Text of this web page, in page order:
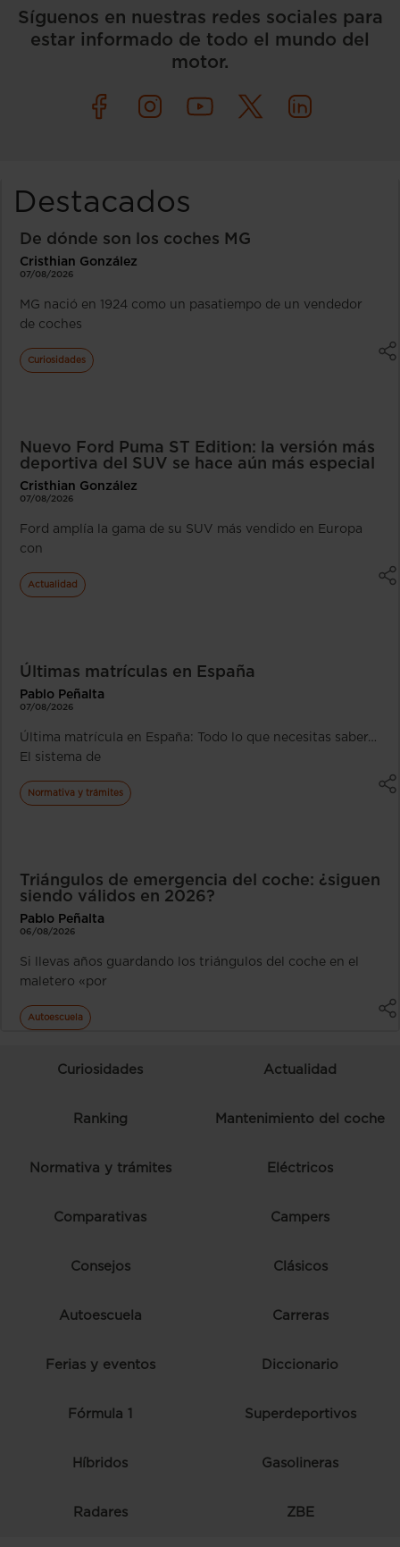
Síguenos en nuestras redes sociales para
estar informado de todo el mundo del
motor.
Destacados
De dónde son los coches MG
Cristhian González
07/08/2026
MG nació en 1924 como un pasatiempo de un vendedor
de coches
Curiosidades
Nuevo Ford Puma ST Edition: la versión más
deportiva del SUV se hace aún más especial
Cristhian González
07/08/2026
Ford amplía la gama de su SUV más vendido en Europa
con
Actualidad
Últimas matrículas en España
Pablo Peñalta
07/08/2026
Última matrícula en España: Todo lo que necesitas saber…
El sistema de
Normativa y trámites
Triángulos de emergencia del coche: ¿siguen
siendo válidos en 2026?
Pablo Peñalta
06/08/2026
Si llevas años guardando los triángulos del coche en el
maletero «por
Autoescuela
Curiosidades Actualidad
Ranking Mantenimiento del coche
Normativa y trámites Eléctricos
Comparativas Campers
Consejos Clásicos
Autoescuela Carreras
Ferias y eventos Diccionario
Fórmula 1 Superdeportivos
Híbridos Gasolineras
Radares ZBE